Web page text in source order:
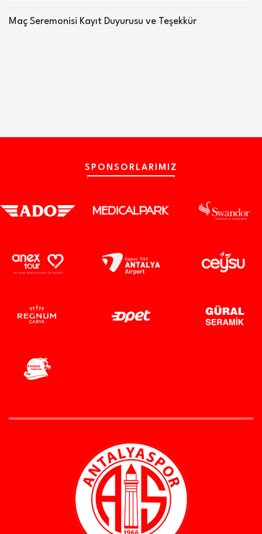
Maç Seremonisi Kayıt Duyurusu ve Teşekkür
SPONSORLARIMIZ